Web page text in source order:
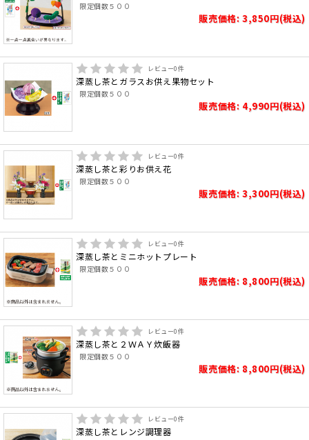
限定個数５００
販売価格: 3,850円(税込)
レビュー0件
深蒸し茶とガラスお供え果物セット
限定個数５００
販売価格: 4,990円(税込)
レビュー0件
深蒸し茶と彩りお供え花
限定個数５００
販売価格: 3,300円(税込)
レビュー0件
深蒸し茶とミニホットプレート
限定個数５００
販売価格: 8,800円(税込)
レビュー0件
深蒸し茶と２ＷＡＹ炊飯器
限定個数５００
販売価格: 8,800円(税込)
レビュー0件
深蒸し茶とレンジ調理器